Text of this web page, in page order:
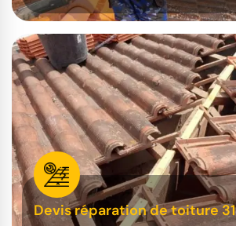
Devis réparation de toiture 31